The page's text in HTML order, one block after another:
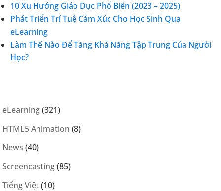
10 Xu Hướng Giáo Dục Phổ Biến (2023 – 2025)
Phát Triển Trí Tuệ Cảm Xúc Cho Học Sinh Qua
eLearning
Làm Thế Nào Để Tăng Khả Năng Tập Trung Của Người
Học?
eLearning(321)
HTML5 Animation (8)
News (40)
Screencasting(85)
Tiếng Việt(10)